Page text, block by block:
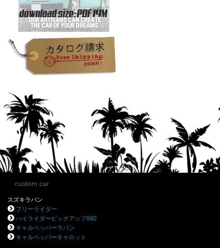
custom car
スズキラパン
フリーライダー
ハイライダーピックアップ660
キャルペッパーラパン
キャルペッパーキャロット